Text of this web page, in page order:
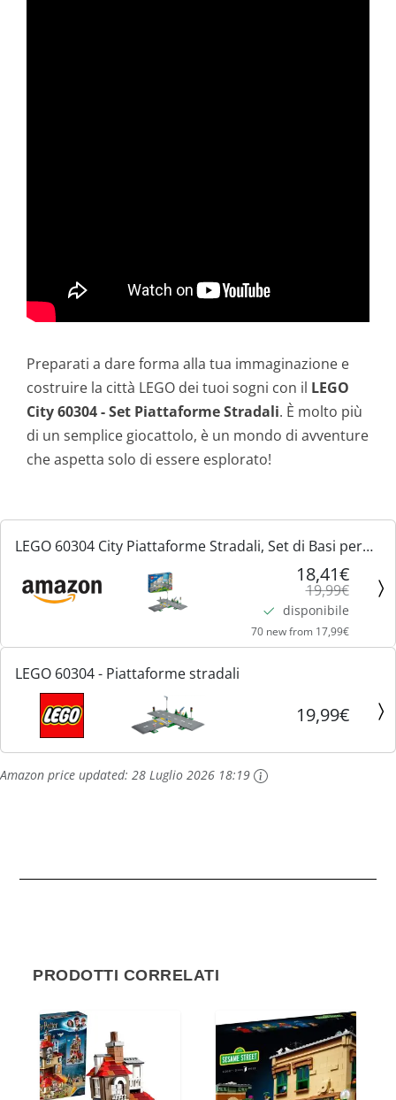
Preparati a dare forma alla tua immaginazione e
costruire la città LEGO dei tuoi sogni con il LEGO
City 60304 - Set Piattaforme Stradali. È molto più
di un semplice giocattolo, è un mondo di avventure
che aspetta solo di essere esplorato!
LEGO 60304 City Piattaforme Stradali, Set di Basi per
Strade con Lampioni Fosforescenti, Semafori
Giocattolo, Cartelli, Segnaletica Stradale e Alberi
18,41€
19,99€
disponibile
70 new from 17,99€
LEGO 60304 - Piattaforme stradali
19,99€
Amazon price updated: 28 Luglio 2026 18:19
PRODOTTI CORRELATI